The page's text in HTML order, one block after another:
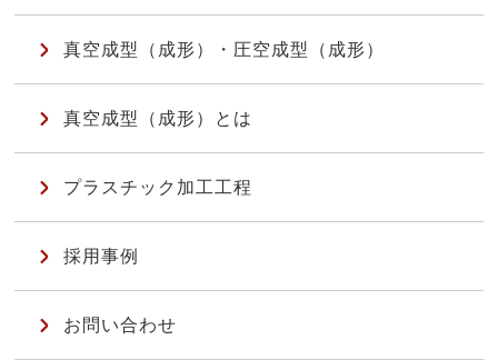
真空成型（成形）・圧空成型（成形）
真空成型（成形）とは
プラスチック加工工程
採用事例
お問い合わせ